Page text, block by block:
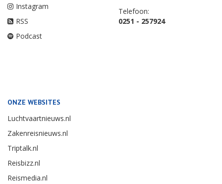
Instagram
RSS
Podcast
Telefoon:
0251 - 257924
ONZE WEBSITES
Luchtvaartnieuws.nl
Zakenreisnieuws.nl
Triptalk.nl
Reisbizz.nl
Reismedia.nl